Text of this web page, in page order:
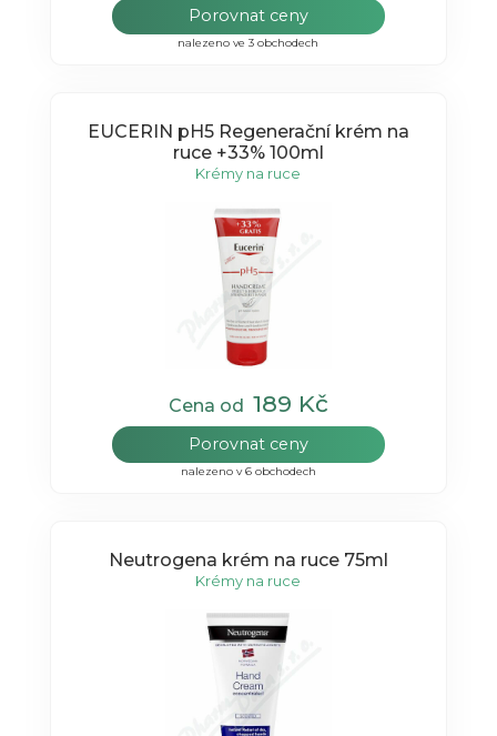
Porovnat ceny
nalezeno ve 3 obchodech
EUCERIN pH5 Regenerační krém na
ruce +33% 100ml
Krémy na ruce
Cena od 189 Kč
Porovnat ceny
nalezeno v 6 obchodech
Neutrogena krém na ruce 75ml
Krémy na ruce